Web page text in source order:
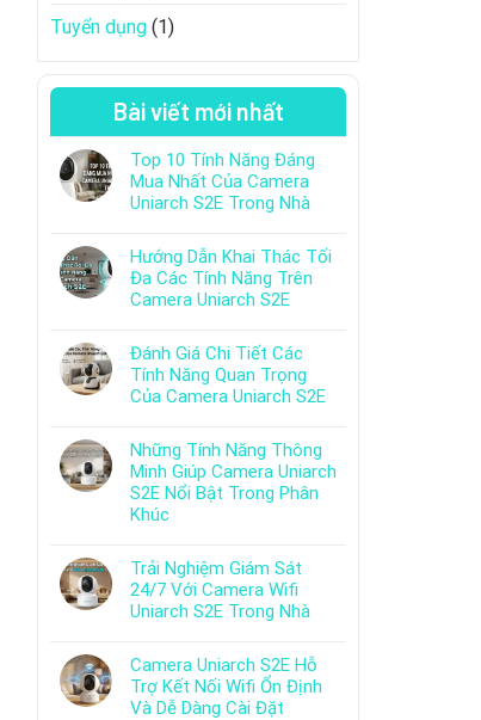
Tuyển dụng (1)
Bài viết mới nhất
Top 10 Tính Năng Đáng
Mua Nhất Của Camera
Uniarch S2E Trong Nhà
Hướng Dẫn Khai Thác Tối
Đa Các Tính Năng Trên
Camera Uniarch S2E
Đánh Giá Chi Tiết Các
Tính Năng Quan Trọng
Của Camera Uniarch S2E
Những Tính Năng Thông
Minh Giúp Camera Uniarch
S2E Nổi Bật Trong Phân
Khúc
Trải Nghiệm Giám Sát
24/7 Với Camera Wifi
Uniarch S2E Trong Nhà
Camera Uniarch S2E Hỗ
Trợ Kết Nối Wifi Ổn Định
Và Dễ Dàng Cài Đặt